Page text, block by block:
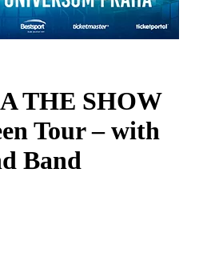
THE SHOW
Tour – with
Band